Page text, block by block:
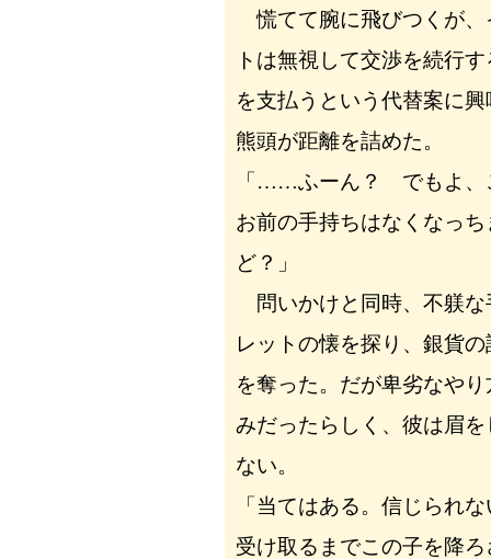
慌てて腕に飛びつくが、
トは無視して交渉を続行
を支払うという代替案に
熊頭が距離を詰めた。
「……ふーん？ でもよ、
お前の手持ちはなくなっち
ど？」
問いかけと同時、不躾な
レットの懐を探り、銀貨
を奪った。だが卑劣なや
みだったらしく、彼は眉
ない。
「当てはある。信じられ
受け取るまでこの子を降